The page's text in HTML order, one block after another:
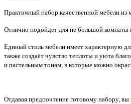
Практичный набор качественной мебели из
Отлично подойдет для не большой комнаты
Единый стиль мебели имеет характерную
также создаёт чувство теплоты и уюта
и пастельным тонам, в которые можно
Отдавая предпочтение готовому набору, вы